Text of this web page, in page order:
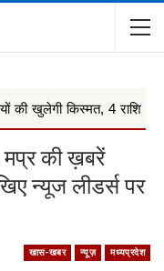
4 राशियों को रहना ...
की ख़बरें
न्यूज लीडर्स पर
खास-खबर न्यूज़ मध्यप्रदेश